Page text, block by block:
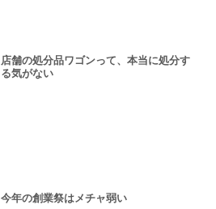
店舗の処分品ワゴンって、本当に処分す
る気がない
今年の創業祭はメチャ弱い